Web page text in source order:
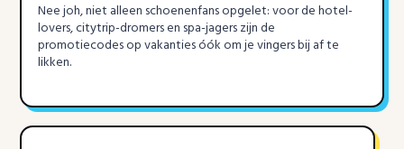
Nee joh, niet alleen schoenenfans opgelet: voor de hotel-
lovers, citytrip-dromers en spa-jagers zijn de
promotiecodes op vakanties óók om je vingers bij af te
likken.